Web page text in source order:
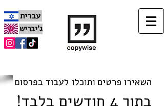
עברית
ג'יבריש